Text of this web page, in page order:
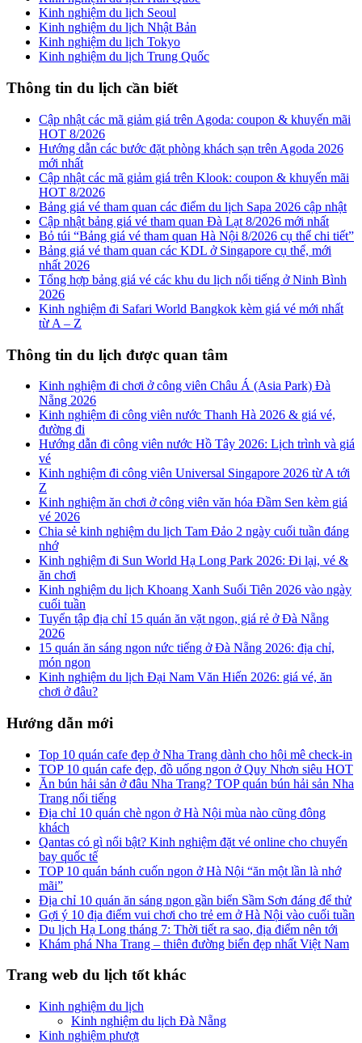
Kinh nghiệm du lịch Seoul
Kinh nghiệm du lịch Nhật Bản
Kinh nghiệm du lịch Tokyo
Kinh nghiệm du lịch Trung Quốc
Thông tin du lịch cần biết
Cập nhật các mã giảm giá trên Agoda: coupon & khuyến mãi
HOT 8/2026
Hướng dẫn các bước đặt phòng khách sạn trên Agoda 2026
mới nhất
Cập nhật các mã giảm giá trên Klook: coupon & khuyến mãi
HOT 8/2026
Bảng giá vé tham quan các điểm du lịch Sapa 2026 cập nhật
Cập nhật bảng giá vé tham quan Đà Lạt 8/2026 mới nhất
Bỏ túi “Bảng giá vé tham quan Hà Nội 8/2026 cụ thể chi tiết”
Bảng giá vé tham quan các KDL ở Singapore cụ thể, mới
nhất 2026
Tổng hợp bảng giá vé các khu du lịch nổi tiếng ở Ninh Bình
2026
Kinh nghiệm đi Safari World Bangkok kèm giá vé mới nhất
từ A – Z
Thông tin du lịch được quan tâm
Kinh nghiệm đi chơi ở công viên Châu Á (Asia Park) Đà
Nẵng 2026
Kinh nghiệm đi công viên nước Thanh Hà 2026 & giá vé,
đường đi
Hướng dẫn đi công viên nước Hồ Tây 2026: Lịch trình và giá
vé
Kinh nghiệm đi công viên Universal Singapore 2026 từ A tới
Z
Kinh nghiệm ăn chơi ở công viên văn hóa Đầm Sen kèm giá
vé 2026
Chia sẻ kinh nghiệm du lịch Tam Đảo 2 ngày cuối tuần đáng
nhớ
Kinh nghiệm đi Sun World Hạ Long Park 2026: Đi lại, vé &
ăn chơi
Kinh nghiệm du lịch Khoang Xanh Suối Tiên 2026 vào ngày
cuối tuần
Tuyển tập địa chỉ 15 quán ăn vặt ngon, giá rẻ ở Đà Nẵng
2026
15 quán ăn sáng ngon nức tiếng ở Đà Nẵng 2026: địa chỉ,
món ngon
Kinh nghiệm du lịch Đại Nam Văn Hiến 2026: giá vé, ăn
chơi ở đâu?
Hướng dẫn mới
Top 10 quán cafe đẹp ở Nha Trang dành cho hội mê check-in
TOP 10 quán cafe đẹp, đồ uống ngon ở Quy Nhơn siêu HOT
Ăn bún hải sản ở đâu Nha Trang? TOP quán bún hải sản Nha
Trang nổi tiếng
Địa chỉ 10 quán chè ngon ở Hà Nội mùa nào cũng đông
khách
Qantas có gì nổi bật? Kinh nghiệm đặt vé online cho chuyến
bay quốc tế
TOP 10 quán bánh cuốn ngon ở Hà Nội “ăn một lần là nhớ
mãi”
Địa chỉ 10 quán ăn sáng ngon gần biển Sầm Sơn đáng để thử
Gợi ý 10 địa điểm vui chơi cho trẻ em ở Hà Nội vào cuối tuần
Du lịch Hạ Long tháng 7: Thời tiết ra sao, địa điểm nên tới
Khám phá Nha Trang – thiên đường biển đẹp nhất Việt Nam
Trang web du lịch tốt khác
Kinh nghiệm du lịch
Kinh nghiệm du lịch Đà Nẵng
Kinh nghiệm phượt